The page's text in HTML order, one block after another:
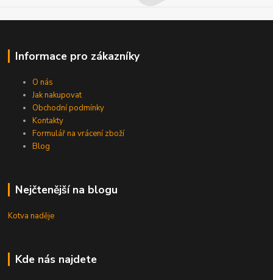
Informace pro zákazníky
O nás
Jak nakupovat
Obchodní podmínky
Kontakty
Formulář na vrácení zboží
Blog
Nejčtenější na blogu
Kotva naděje
Kde nás najdete